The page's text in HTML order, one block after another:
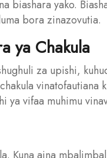
biashara yako.
bora zinazovutia.
ya Chakula
za upishi,
vinatofautiana
ya vifaa muhimu